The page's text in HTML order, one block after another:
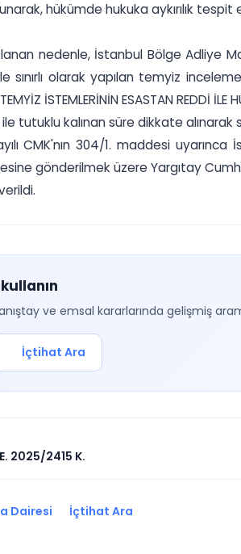
hükümde hukuka aykırılık tespit
nedenle, İstanbul Bölge Adliye
sınırlı olarak yapılan temyiz
İSTEMLERİNİN ESASTAN REDDİ İLE
tutuklu kalınan süre dikkate alınarak
CMK'nın 304/1. maddesi
gönderilmek üzere Yargıtay
ve emsal kararlarında gelişmiş
İçtihat Ara
2025/2415 K.
Dairesi İçtihat Ara